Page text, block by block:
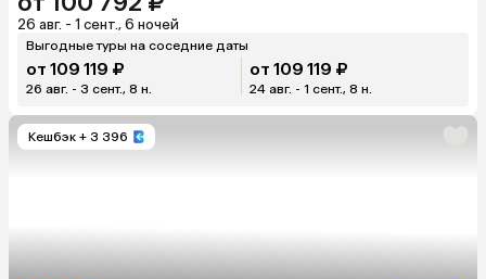
26 авг. - 1 сент., 6 ночей
Выгодные туры на соседние даты
от 109 119 ₽
26 авг. - 3 сент., 8 н.
от 109 119 ₽
24 авг. - 1 сент., 8 н.
Кешбэк + 3 396